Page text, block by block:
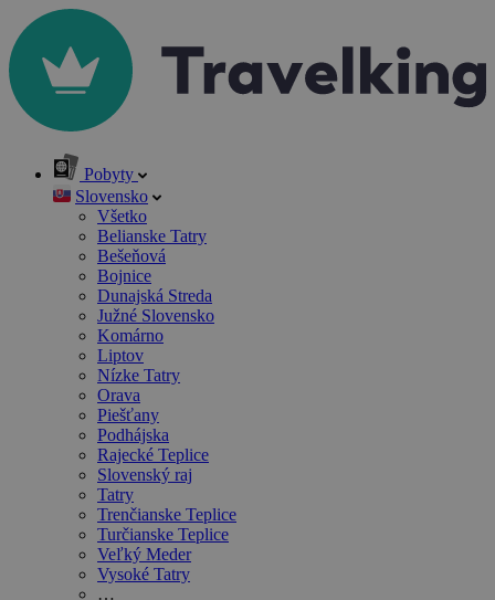
Pobyty
Slovensko
Všetko
Belianske Tatry
Bešeňová
Bojnice
Dunajská Streda
Južné Slovensko
Komárno
Liptov
Nízke Tatry
Orava
Piešťany
Podhájska
Rajecké Teplice
Slovenský raj
Tatry
Trenčianske Teplice
Turčianske Teplice
Veľký Meder
Vysoké Tatry
…